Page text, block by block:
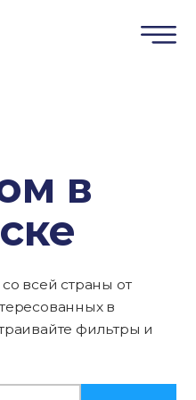
в
всей страны от
в
фильтры и